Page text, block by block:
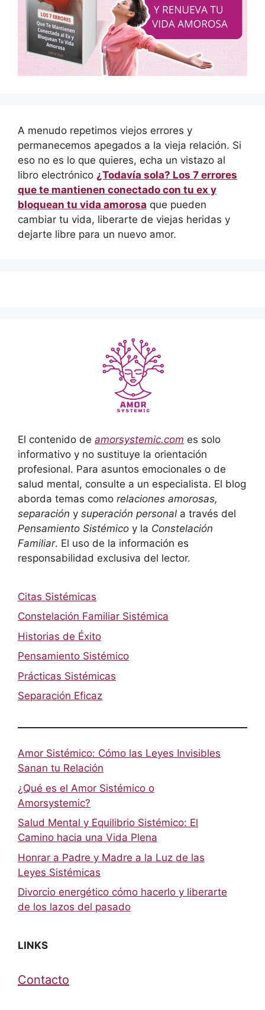
A menudo repetimos viejos errores y
permanecemos apegados a la vieja relación. Si
eso no es lo que quieres, echa un vistazo al
libro electrónico ¿Todavía sola? Los 7 errores
que te mantienen conectado con tu ex y
bloquean tu vida amorosa que pueden
cambiar tu vida, liberarte de viejas heridas y
dejarte libre para un nuevo amor.
El contenido de amorsystemic.com es solo
informativo y no sustituye la orientación
profesional. Para asuntos emocionales o de
salud mental, consulte a un especialista. El blog
aborda temas como relaciones amorosas,
separación y superación personal a través del
Pensamiento Sistémico y la Constelación
Familiar. El uso de la información es
responsabilidad exclusiva del lector.
Citas Sistémicas
Constelación Familiar Sistémica
Historias de Éxito
Pensamiento Sistémico
Prácticas Sistémicas
Separación Eficaz
Amor Sistémico: Cómo las Leyes Invisibles
Sanan tu Relación
¿Qué es el Amor Sistémico o
Amorsystemic?
Salud Mental y Equilibrio Sistémico: El
Camino hacia una Vida Plena
Honrar a Padre y Madre a la Luz de las
Leyes Sistémicas
Divorcio energético cómo hacerlo y liberarte
de los lazos del pasado
LINKS
Contacto